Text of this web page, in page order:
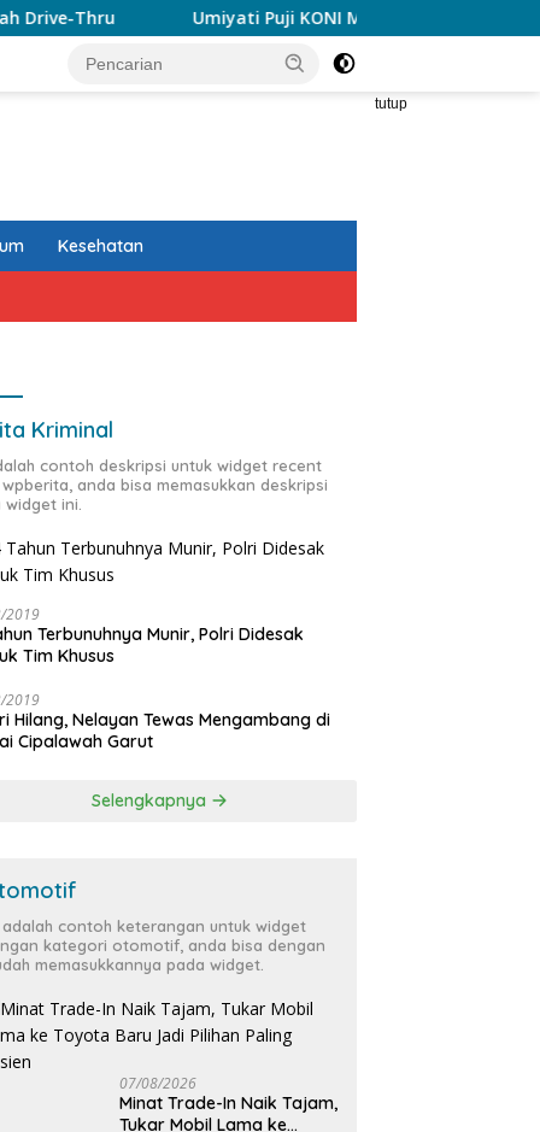
Umiyati Puji KONI Makassar Pastikan Atlet PORPROV
tutup
Kesehatan
Kriminal
contoh deskripsi untuk widget recent
anda bisa memasukkan deskripsi
widget ini.
2019
Terbunuhnya Munir, Polri Didesak
Tim Khusus
2019
Hilang, Nelayan Tewas Mengambang di
Cipalawah Garut
Selengkapnya
adalah contoh keterangan untuk widget
kategori otomotif, anda bisa dengan
memasukkannya pada widget.
07/08/2026
Minat Trade-In Naik Tajam,
Tukar Mobil Lama ke